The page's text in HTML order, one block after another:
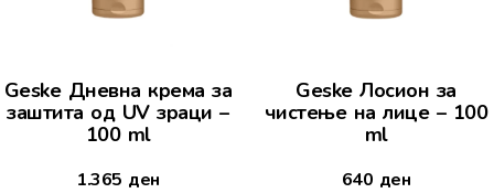
Geske Дневна крема за
заштита од UV зраци –
100 ml
1.365 ден
Geske Лосион за
чистење на лице – 100
ml
640 ден